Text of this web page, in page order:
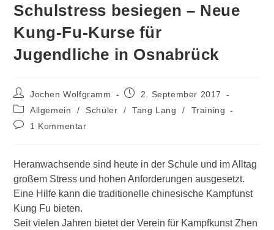
Schulstress besiegen – Neue
Kung-Fu-Kurse für
Jugendliche in Osnabrück
Beitrags-
Autor:
Jochen Wolfgramm
Beitrag2. September 2017
Beitrags-
Kategorie:
Allgemein / Schüler / Tang Lang /
Training
Beitrags-
1 Kommentar
Heranwachsende sind heute in der Schule und im Alltag
großem Stress und hohen Anforderungen ausgesetzt.
Eine Hilfe kann die traditionelle chinesische Kampfunst
Kung Fu bieten.
Seit vielen Jahren bietet der Verein für Kampfkunst Zhen